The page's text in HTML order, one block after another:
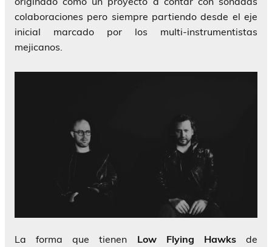
colaboraciones pero siempre partiendo desde el eje
inicial marcado por los multi-instrumentistas
mejicanos.
La forma que tienen Low Flying Hawksde